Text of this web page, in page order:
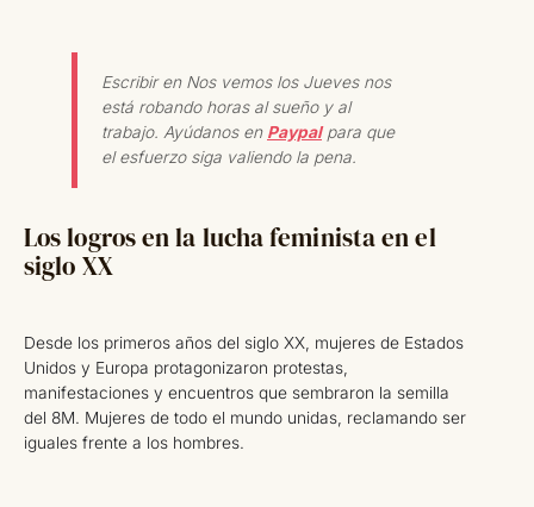
Escribir en Nos vemos los Jueves nos
está robando horas al sueño y al
trabajo. Ayúdanos en Paypalpara que
el esfuerzo siga valiendo la pena.
Los logros en la lucha feminista en el
siglo XX
Desde los primeros años del siglo XX, mujeres de Estados
Unidos y Europa protagonizaron protestas,
manifestaciones y encuentros que sembraron la semilla
del 8M. Mujeres de todo el mundo unidas, reclamando ser
iguales frente a los hombres.